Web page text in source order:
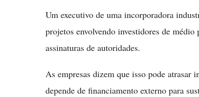
Um executivo de uma incorporadora
projetos envolvendo investidores de
assinaturas de autoridades.
As empresas dizem que isso pode atrasar
depende de financiamento externo para